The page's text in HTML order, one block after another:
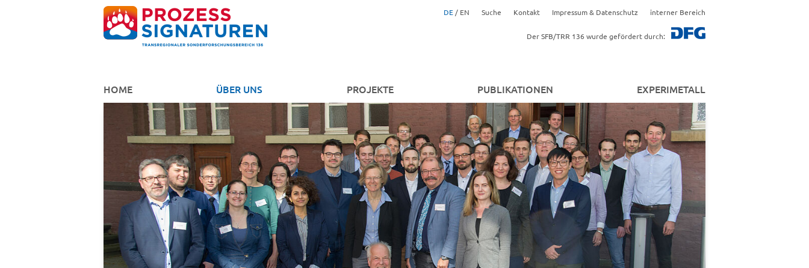
HOME ÜBER UNS PROJEKTE PUBLIKATIONEN EXPERIMETALL
DE / EN Suche Kontakt Impressum & Datenschutz interner Bereich
Der SFB/TRR 136 wurde gefördert durch: